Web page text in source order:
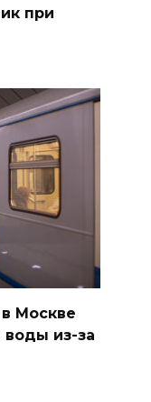
при
Москве
из-за